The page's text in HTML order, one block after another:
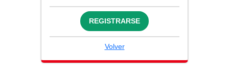
REGISTRARSE
Volver